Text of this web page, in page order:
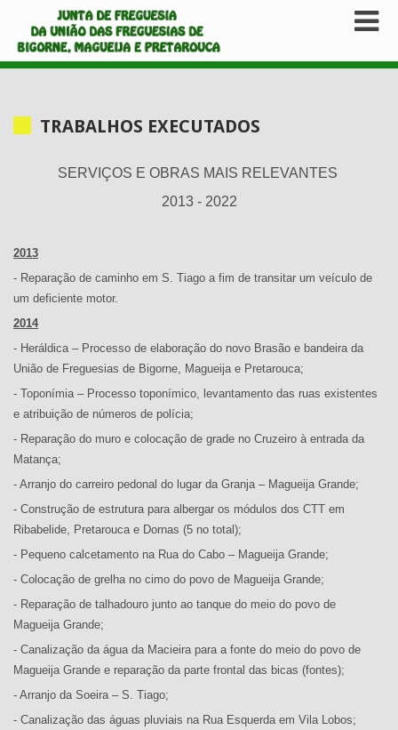
TRABALHOS EXECUTADOS
SERVIÇOS E OBRAS MAIS RELEVANTES
2013 - 2022
2013
- Reparação de caminho em S. Tiago a fim de transitar um veículo de
um deficiente motor.
2014
- Heráldica – Processo de elaboração do novo Brasão e bandeira da
União de Freguesias de Bigorne, Magueija e Pretarouca;
- Toponímia – Processo toponímico, levantamento das ruas existentes
e atribuição de números de polícia;
- Reparação do muro e colocação de grade no Cruzeiro à entrada da
Matança;
- Arranjo do carreiro pedonal do lugar da Granja – Magueija Grande;
- Construção de estrutura para albergar os módulos dos CTT em
Ribabelide, Pretarouca e Dornas (5 no total);
- Pequeno calcetamento na Rua do Cabo – Magueija Grande;
- Colocação de grelha no cimo do povo de Magueija Grande;
- Reparação de talhadouro junto ao tanque do meio do povo de
Magueija Grande;
- Canalização da água da Macieira para a fonte do meio do povo de
Magueija Grande e reparação da parte frontal das bicas (fontes);
- Arranjo da Soeira – S. Tiago;
- Canalização das águas pluviais na Rua Esquerda em Vila Lobos;